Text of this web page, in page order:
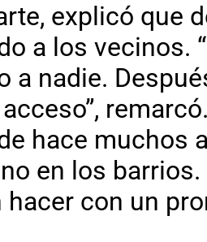
explicó que
a los vecinos.
a nadie.
hace muchos
en los
hacer con un